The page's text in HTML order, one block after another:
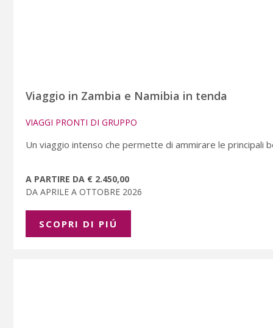
Viaggio in Zambia e Namibia in tenda
VIAGGI PRONTI DI GRUPPO
Un viaggio intenso che permette di ammirare le principali
A PARTIRE DA € 2.450,00
DA APRILE A OTTOBRE 2026
SCOPRI DI PIÚ